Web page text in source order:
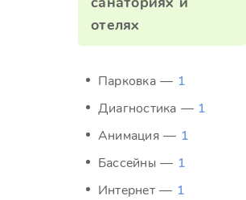
отелях
Парковка — 1
Диагностика — 1
Анимация — 1
Бассейны — 1
Интернет — 1